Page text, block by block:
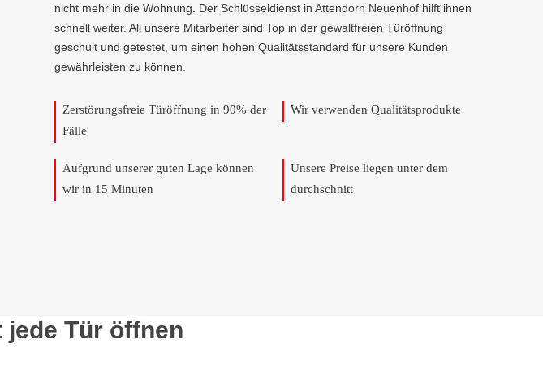
nicht mehr in die Wohnung. Der Schlüsseldienst in Attendorn Neuenhof hilft ihnen
schnell weiter. All unsere Mitarbeiter sind Top in der gewaltfreien Türöffnung
geschult und getestet, um einen hohen Qualitätsstandard für unsere Kunden
gewährleisten zu können.
Zerstörungsfreie Türöffnung in 90% der
Fälle
Wir verwenden Qualitätsprodukte
Aufgrund unserer guten Lage können
wir in 15 Minuten
Unsere Preise liegen unter dem
durchschnitt
Tür öffnen